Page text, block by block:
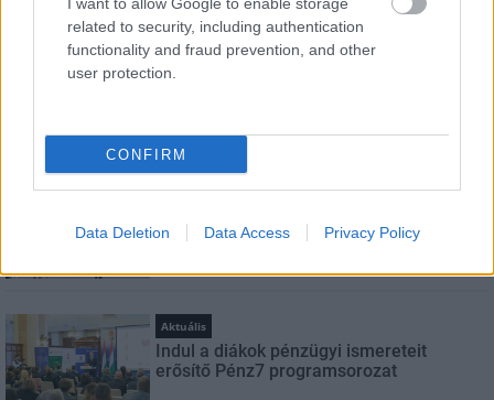
related to security, including authentication
functionality and fraud prevention, and other
user protection.
CONFIRM
Data Deletion Data Access Privacy Policy
FELIRATKOZÁS
LEGNÉZETTEBB
Helyi hírek
Auchan
Aktuális
Indul a diákok pénzügyi ismereteit
erősítő Pénz7 programsorozat